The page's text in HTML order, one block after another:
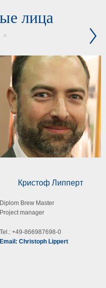
лица
Кристоф Липперт
Diplom Brew Master
Project manager
Tel.: +49-866987698-0
Email: Christoph Lippert